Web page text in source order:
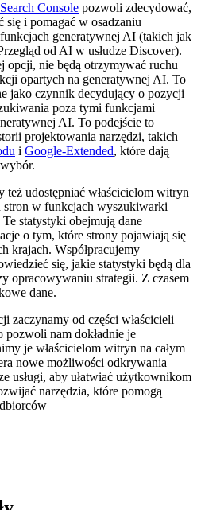
Search Console pozwoli zdecydować,
i pomagać w osadzaniu
generatywnej AI (takich jak
od AI w usłudze Discover).
opcji, nie będą otrzymywać ruchu
opartych na generatywnej AI. To
jako czynnik decydujący o pozycji
poza tymi funkcjami
AI. To podejście to
projektowania narzędzi, takich
i Google-Extended, które dają
też udostępniać właścicielom witryn
stron w funkcjach wyszukiwarki
statystyki obejmują dane
o tym, które strony pojawiają się
krajach. Współpracujemy
się, jakie statystyki będą dla
opracowywaniu strategii. Z czasem
dane.
zaczynamy od części właścicieli
nam dokładnie je
je właścicielom witryn na całym
nowe możliwości odkrywania
usługi, aby ułatwiać użytkownikom
narzędzia, które pomogą